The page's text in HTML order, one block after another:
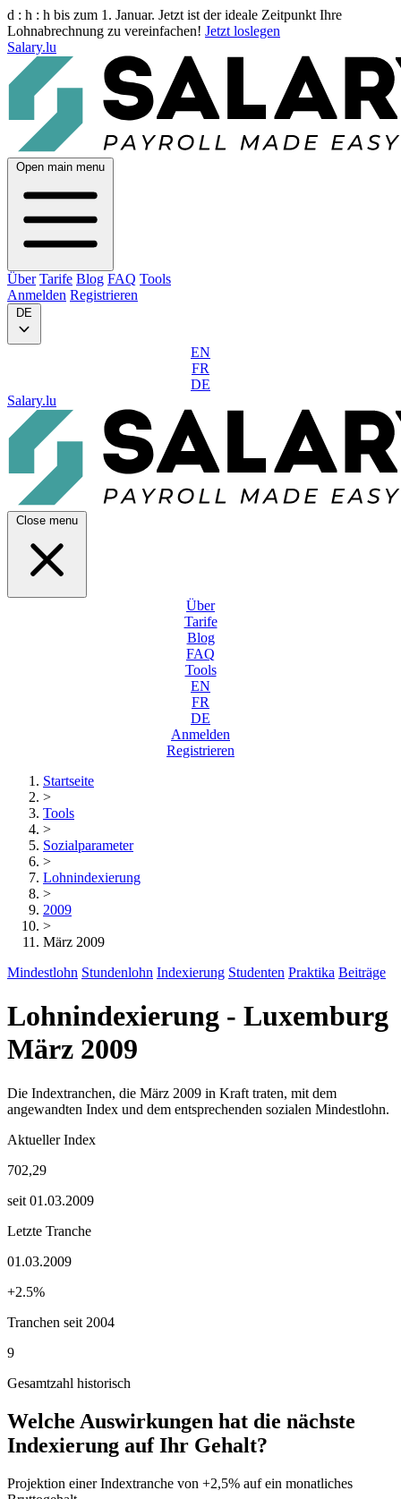
d : h : h bis zum 1. Januar. Jetzt ist der ideale Zeitpunkt Ihre
Lohnabrechnung zu vereinfachen! Jetzt loslegen
Salary.lu
Open main menu
Über Tarife Blog FAQ Tools
Anmelden Registrieren
DE
EN
FR
DE
Salary.lu
Close menu
Über
Tarife
Blog
FAQ
Tools
EN
FR
DE
Anmelden
Registrieren
Startseite
>
Tools
>
Sozialparameter
>
Lohnindexierung
>
2009
>
März 2009
Mindestlohn Stundenlohn Indexierung Studenten Praktika Beiträge
Lohnindexierung - Luxemburg
März 2009
Die Indextranchen, die März 2009 in Kraft traten, mit dem
angewandten Index und dem entsprechenden sozialen Mindestlohn.
Aktueller Index
702,29
seit 01.03.2009
Letzte Tranche
01.03.2009
+2.5%
Tranchen seit 2004
9
Gesamtzahl historisch
Welche Auswirkungen hat die nächste
Indexierung auf Ihr Gehalt?
Projektion einer Indextranche von +2,5% auf ein monatliches